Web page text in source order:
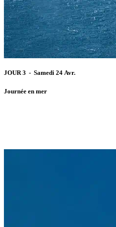
JOUR 3 - Samedi 24 Avr.
Journée en mer